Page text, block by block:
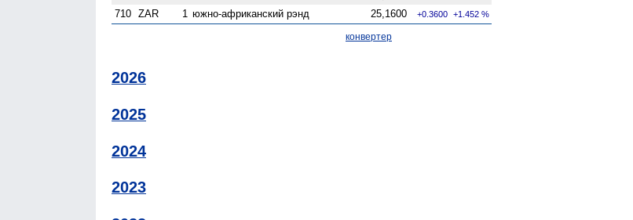
710 ZAR 1 южно-африканский рэнд 25,1600 +0.3600 +1.452 %
конвертер
2026
2025
2024
2023